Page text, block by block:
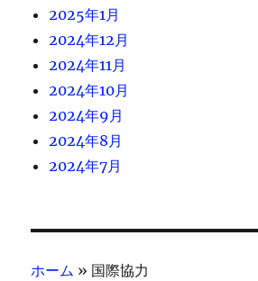
2025年1月
2024年12月
2024年11月
2024年10月
2024年9月
2024年8月
2024年7月
ホーム » 国際協力